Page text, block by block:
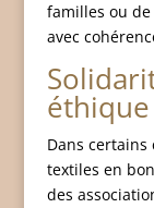
familles ou de
avec
éthique
Dans
textiles en
des